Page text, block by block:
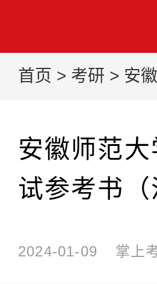
首页 > 考研 > 安徽
安徽师范
试参考书（
2024-01-09 掌上